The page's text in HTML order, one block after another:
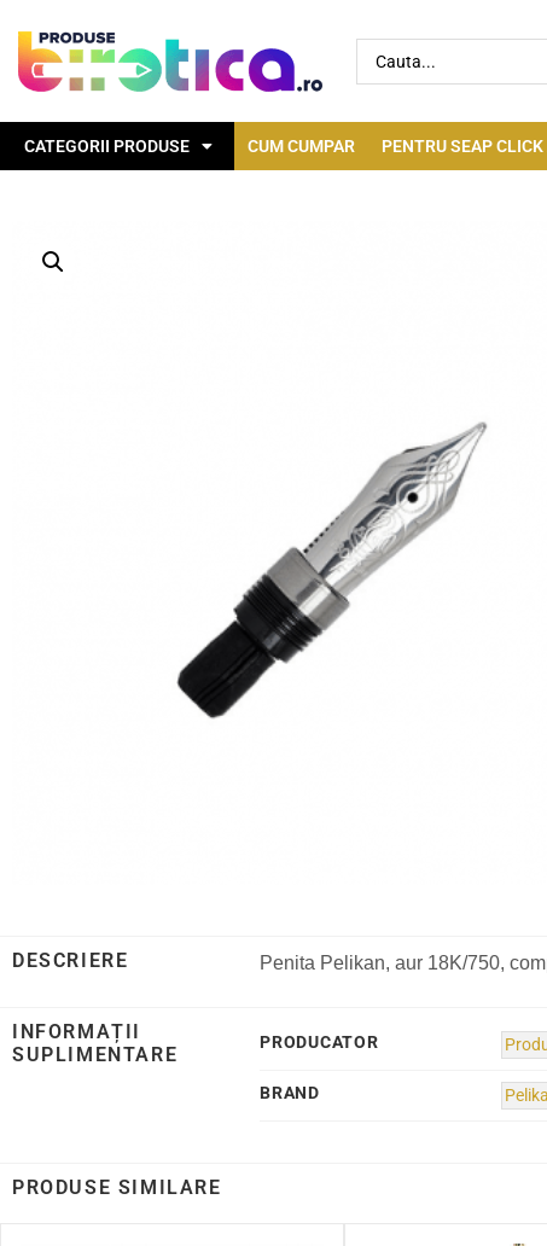
CATEGORII PRODUSE CUM CUMPAR PENTRU SEAP CLICK
DESCRIERE Penita Pelikan, aur 18K/750,
INFORMAȚII
SUPLIMENTARE
PRODUCATOR
BRAND
PRODUSE SIMILARE